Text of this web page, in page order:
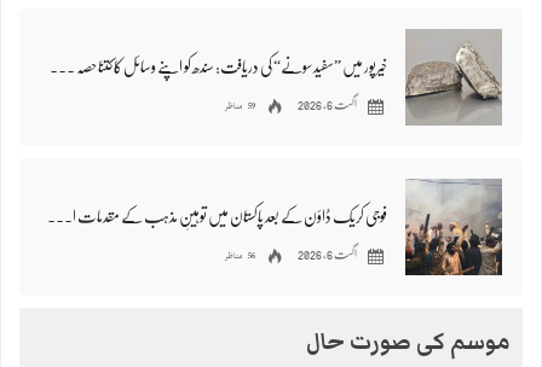
اگست 6, 2026 59 مناظر
اگست 6, 2026 56 مناظر
موسم کی صورت حال